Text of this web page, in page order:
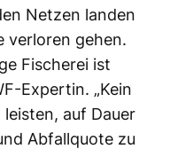
Netzen landen
verloren gehen.
Fischerei ist
Expertin. „Kein
auf Dauer
Abfallquote zu